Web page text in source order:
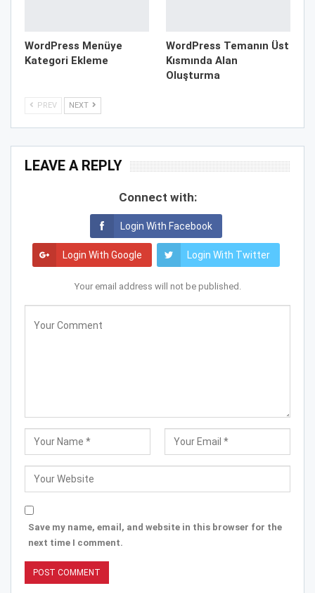
WordPress Menüye
Kategori Ekleme
WordPress Temanın Üst
Kısmında Alan
Oluşturma
PREV NEXT
LEAVE A REPLY
Connect with:
Login With Facebook
Login With Google Login With Twitter
Your email address will not be published.
Save my name, email, and website in this browser for the
next time I comment.